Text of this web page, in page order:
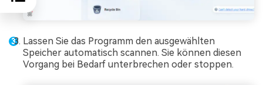
Lassen Sie das Programm den ausgewählten
Speicher automatisch scannen. Sie können diesen
Vorgang bei Bedarf unterbrechen oder stoppen.